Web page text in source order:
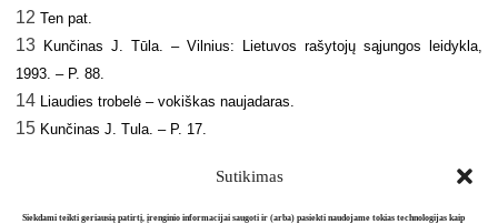
Sutikimas
Siekdami teikti geriausią patirtį, įrenginio informacijai saugoti ir (arba) pasiekti naudojame tokias technologijas kaip
12 Ten pat.
13 Kunčinas J. Tūla. – Vilnius: Lietuvos rašytojų sąjungos leidykla,
1993. – P. 88.
14 Liaudies trobelė – vokiškas naujadaras.
15 Kunčinas J. Tula. – P. 17.
Journal of Cultural Studies. – Vo. 2(1). – 1999. – P. 216.
17 Kunčinas J. Kilnojamosios Röntgeno stotys. – Vilnius: Alma littera,